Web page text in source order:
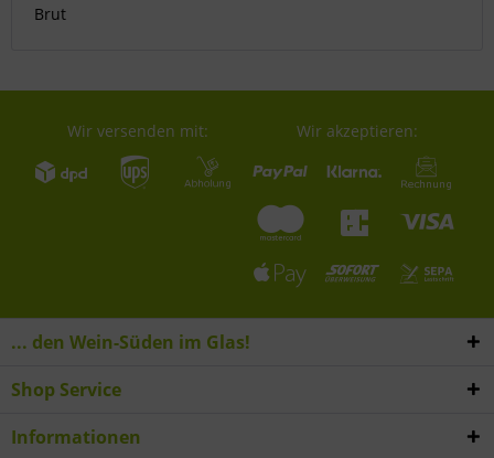
Brut
Wir versenden mit: Wir akzeptieren:
... den Wein-Süden im Glas!
Shop Service
Informationen